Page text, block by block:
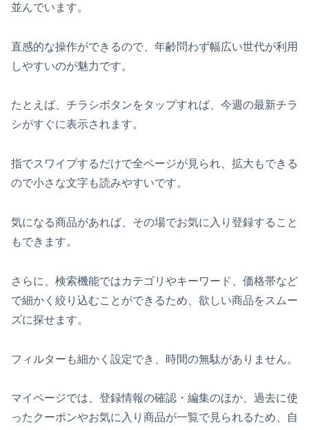
並んでいます。
直感的な操作ができるので、年齢問わず幅広い世代が利用
しやすいのが魅力です。
たとえば、チラシボタンをタップすれば、今週の最新チラ
シがすぐに表示されます。
指でスワイプするだけで全ページが見られ、拡大もできる
ので小さな文字も読みやすいです。
気になる商品があれば、その場でお気に入り登録すること
もできます。
さらに、検索機能ではカテゴリやキーワード、価格帯など
で細かく絞り込むことができるため、欲しい商品をスムー
ズに探せます。
フィルターも細かく設定でき、時間の無駄がありません。
マイページでは、登録情報の確認・編集のほか、過去に使
ったクーポンやお気に入り商品が一覧で見られるため、自